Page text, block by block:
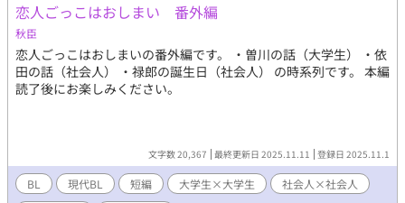
恋人ごっこはおしまい 番外編
秋臣
恋人ごっこはおしまいの番外編です。 ・曽川の話（大学生） ・依
田の話（社会人） ・禄郎の誕生日（社会人） の時系列です。 本編
読了後にお楽しみください。
文字数 20,367 最終更新日 2025.11.11 登録日 2025.11.1
BL 現代BL 短編 大学生×大学生
社会人×社会人